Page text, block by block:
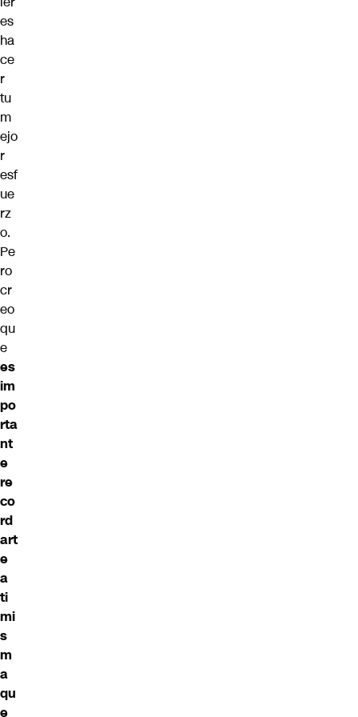
es
ha
ce
r
tu
m
ejo
r
esf
ue
rz
o.
Pe
ro
cr
eo
qu
e
es
im
po
rta
nt
e
re
co
rd
art
e
a
ti
mi
s
m
a
qu
e